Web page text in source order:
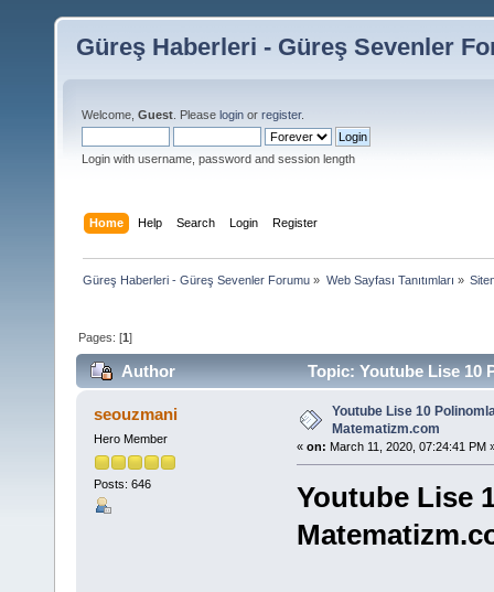
Güreş Haberleri - Güreş Sevenler
Welcome, Guest . Please login or register.
Login with username, password and session length
Home Help Search Login Register
Güreş Haberleri - Güreş Sevenler Forumu » Web Sayfası Tanıtımları »
Pages: [1]
Author Topic: Youtube Lise 10
seouzmani
Hero Member
Posts: 646
Youtube Lise 10
Matematizm.com
« on: March 11, 2020, 07:24:41 PM
Youtube Lise